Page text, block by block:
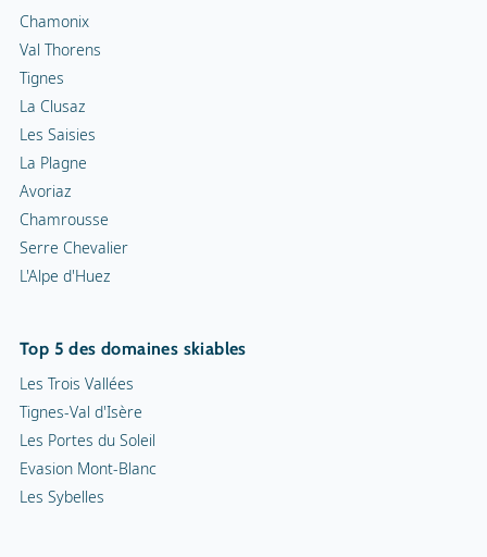
Chamonix
Val Thorens
Tignes
La Clusaz
Les Saisies
La Plagne
Avoriaz
Chamrousse
Serre Chevalier
L'Alpe d'Huez
Top 5 des domaines skiables
Les Trois Vallées
Tignes-Val d'Isère
Les Portes du Soleil
Evasion Mont-Blanc
Les Sybelles